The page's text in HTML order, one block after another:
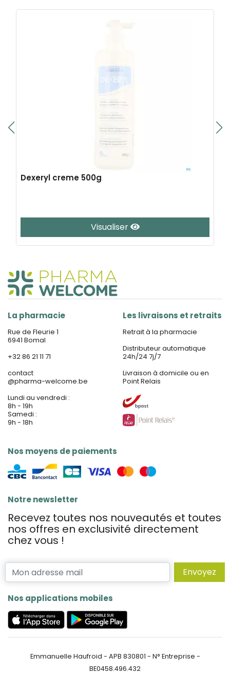
Dexeryl creme 500g
Visualiser
La pharmacie
Rue de Fleurie 1
6941 Bomal
+32 86 21 11 71
contact
@pharma-welcome.be
Lundi au vendredi :
8h - 19h
Samedi :
9h - 18h
Nos moyens de paiements
Les livraisons et retraits
Retrait à la pharmacie
Distributeur automatique
24h/24 7j/7
Livraison à domicile ou en
Point Relais
Notre newsletter
Recevez toutes nos nouveautés et toutes
nos offres en exclusivité directement
chez vous !
Envoyez
Nos applications mobiles
Emmanuelle Haufroid - APB 830801 - N° Entreprise -
BE0458.496.432